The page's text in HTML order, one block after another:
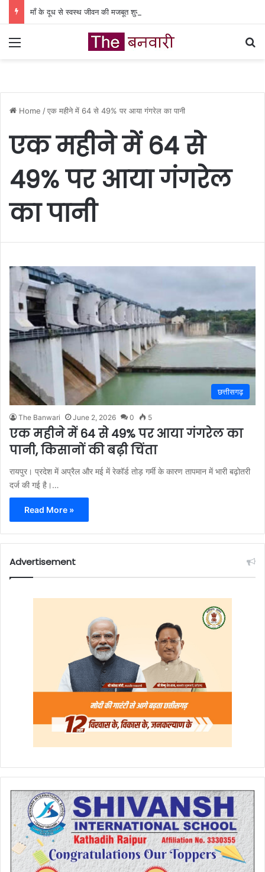
Menu
Home /एक महीने में 64 से 49% पर आया गंगरेल का पानी
एक महीने में 64 से
49% पर आया गंगरेल
का पानी
छत्तीसगढ़
The Banwari June 2, 2026 0 5
एक महीने में 64 से 49% पर आया गंगरेल का
पानी, किसानों की बढ़ी चिंता
रायपुर। प्रदेश में अप्रैल और मई में रेकॉर्ड तोड़ गर्मी के कारण तापमान में भारी बढ़ोतरी
दर्ज की गई है।…
Read More »
Advertisement